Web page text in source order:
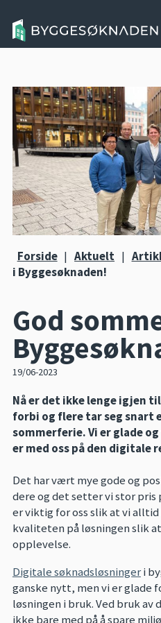
Forside | Aktuelt |
i Byggesøknaden!
God
19/06-2023
Nå er det ikke lenge igjen
forbi og flere tar seg snart
sommerferie. Vi er glade
er med oss på den digitale
Det har vært mye gode og
dere og det setter vi stor
er viktig for oss slik at vi
kvaliteten på løsningen slik
opplevelse.
Digitale søknadsløsningeri
ganske nytt, men vi er glade
løsningen i bruk. Ved bruk av
ikke bare med på å spare